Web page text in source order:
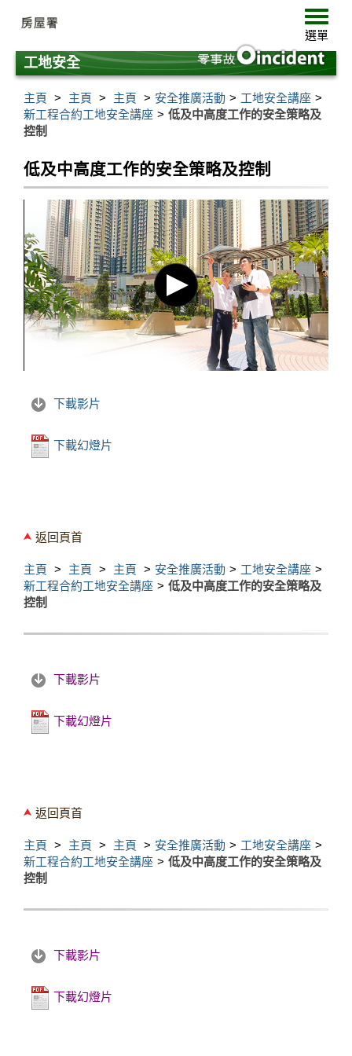
要
內
選
單
選單
工地安全
主頁 主頁 主頁 安全推廣活動
工地安全講座
新工程合約工地安全講座
低及中高度工作的安全策略及
控制
低及中高度工作的安全策略及控制
下載影片
下載幻燈片
返回頁首
主頁 主頁 主頁 安全推廣活動
工地安全講座
新工程合約工地安全講座
低及中高度工作的安全策略及
控制
下載影片
下載幻燈片
返回頁首
主頁 主頁 主頁 安全推廣活動
工地安全講座
新工程合約工地安全講座
低及中高度工作的安全策略及
控制
下載影片
下載幻燈片